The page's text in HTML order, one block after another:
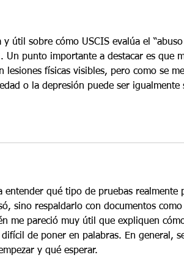
y útil sobre cómo USCIS evalúa el
Un punto importante a destacar es que
lesiones físicas visibles, pero como se
o la depresión puede ser
entender qué tipo de pruebas realmente
sino respaldarlo con documentos
me pareció muy útil que expliquen
de poner en palabras. En general,
y qué esperar.